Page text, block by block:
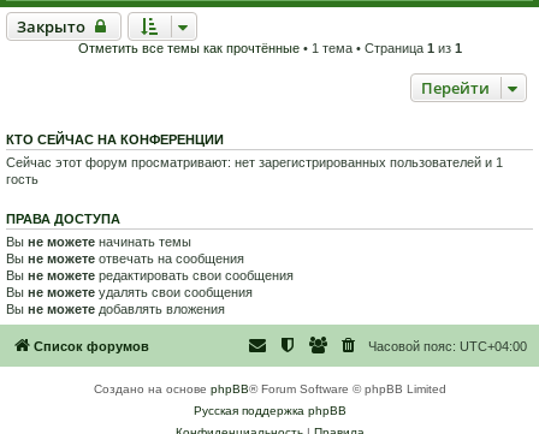
Закрыто
Закрыто
Отметить все темы как прочтённые• 1 тема • Страница 1 из 1
Перейти
КТО СЕЙЧАС НА КОНФЕРЕНЦИИ
Сейчас этот форум просматривают: нет зарегистрированных пользователей и 1
гость
ПРАВА ДОСТУПА
Вы не можете начинать темы
Вы не можете отвечать на сообщения
Вы не можете редактировать свои сообщения
Вы не можете удалять свои сообщения
Вы не можете добавлять вложения
Список форумов Часовой пояс: UTC+04:00
Создано на основе phpBB® Forum Software © phpBB Limited
Русская поддержка phpBB